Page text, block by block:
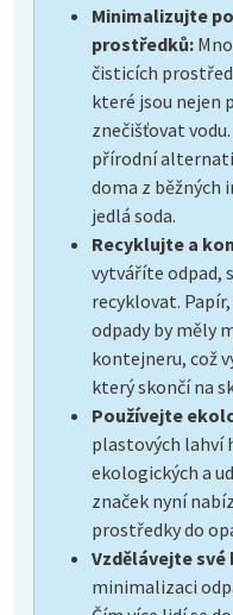
Minimalizujte
prostředků:
čisticích
které jsou nejen
znečišťovat
přírodní
doma z běžných
jedlá soda.
Recyklujte a
vytváříte odpad,
recyklovat.
odpady by měly
kontejneru, což
který skončí na
Používejte
plastových lahví
ekologických a
značek nyní
prostředky do
Vzdělávejte své
minimalizaci